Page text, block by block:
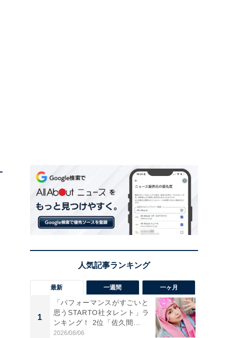
最新 一週間 一ヶ月
1
「パフォーマンスがすごいと
思うSTARTO社タレント」ラ
ンキング！ 2位「佐久間...
2026/08/06